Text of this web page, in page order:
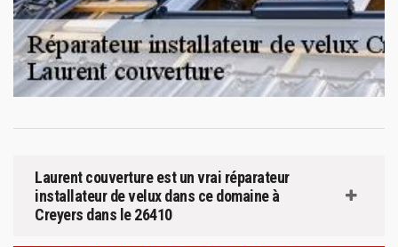
Laurent couverture est un vrai réparateur
installateur de velux dans ce domaine à
Creyers dans le 26410